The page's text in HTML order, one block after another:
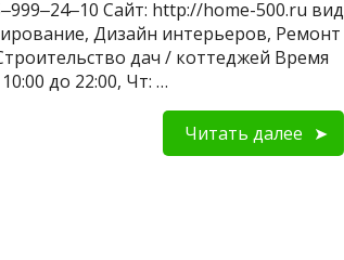
Сайт: http://home-500.ru вид
Дизайн интерьеров, Ремонт
дач / коттеджей Время
до 22:00, Чт: …
Читать далее